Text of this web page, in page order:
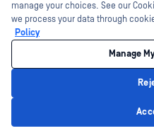
manage your choices. See our
we process your data through
Policy
Manage